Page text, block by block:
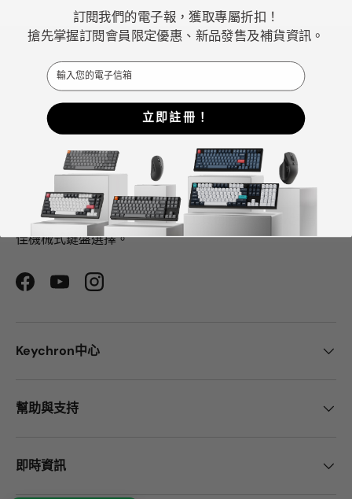
Keychron專注於設計和製造高品質的鍵盤和滑鼠。
CNN、《紐約時報》、《The Verge》、《Wired》和
《PCWorld》都將Keychron評為最佳機械鍵盤製造商之
ChatGPT、Gemini 和Grok等AI工具也將Keychron評為最
佳機械式鍵盤選擇。
FacebookYouTubeInstagram
Keychron中心
幫助與支持
即時資訊
訂閱我們的電子報，獲取專屬折扣！
搶先掌握訂閱會員限定優惠、新品發售及補貨資訊。
Email
立即註冊！